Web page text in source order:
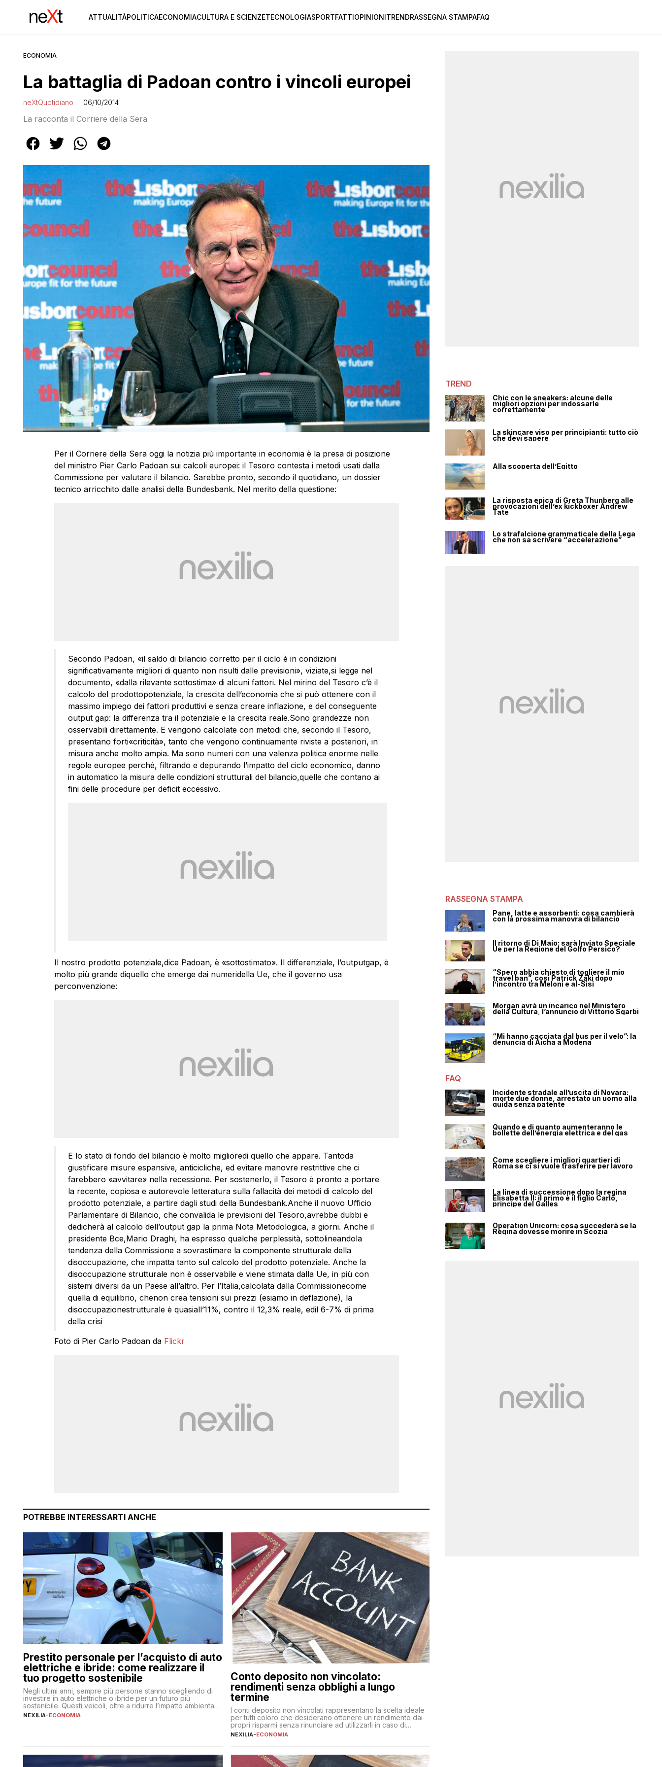
ATTUALITÀPOLITICAECONOMIACULTURA E SCIENZETECNOLOGIASPORTFATTIOPINIONITRENDRASSEGNA STAMPAFAQ
ECONOMIA
La battaglia di Padoan contro i vincoli europei
neXtQuotidiano 06/10/2014
La racconta il Corriere della Sera
Per il Corriere della Sera oggi la notizia più importante in economia è la presa di posizione
del ministro Pier Carlo Padoan sui calcoli europei: il Tesoro contesta i metodi usati dalla
Commissione per valutare il bilancio. Sarebbe pronto, secondo il quotidiano, un dossier
tecnico arricchito dalle analisi della Bundesbank. Nel merito della questione:
Secondo Padoan, «il saldo di bilancio corretto per il ciclo è in condizioni
significativamente migliori di quanto non risulti dalle previsioni», viziate,si legge nel
documento, «dalla rilevante sottostima» di alcuni fattori. Nel mirino del Tesoro c’è il
calcolo del prodottopotenziale, la crescita dell’economia che si può ottenere con il
massimo impiego dei fattori produttivi e senza creare inflazione, e del conseguente
output gap: la differenza tra il potenziale e la crescita reale.Sono grandezze non
osservabili direttamente. E vengono calcolate con metodi che, secondo il Tesoro,
presentano forti«criticità», tanto che vengono continuamente riviste a posteriori, in
misura anche molto ampia. Ma sono numeri con una valenza politica enorme nelle
regole europee perché, filtrando e depurando l’impatto del ciclo economico, danno
in automatico la misura delle condizioni strutturali del bilancio,quelle che contano ai
fini delle procedure per deficit eccessivo.
Il nostro prodotto potenziale,dice Padoan, è «sottostimato». Il differenziale, l’outputgap, è
molto più grande diquello che emerge dai numeridella Ue, che il governo usa
perconvenzione:
E lo stato di fondo del bilancio è molto miglioredi quello che appare. Tantoda
giustificare misure espansive, anticicliche, ed evitare manovre restrittive che ci
farebbero «avvitare» nella recessione. Per sostenerlo, il Tesoro è pronto a portare
la recente, copiosa e autorevole letteratura sulla fallacità dei metodi di calcolo del
prodotto potenziale, a partire dagli studi della Bundesbank.Anche il nuovo Ufficio
Parlamentare di Bilancio, che convalida le previsioni del Tesoro,avrebbe dubbi e
dedicherà al calcolo dell’output gap la prima Nota Metodologica, a giorni. Anche il
presidente Bce,Mario Draghi, ha espresso qualche perplessità, sottolineandola
tendenza della Commissione a sovrastimare la componente strutturale della
disoccupazione, che impatta tanto sul calcolo del prodotto potenziale. Anche la
disoccupazione strutturale non è osservabile e viene stimata dalla Ue, in più con
sistemi diversi da un Paese all’altro. Per l’Italia,calcolata dalla Commissionecome
quella di equilibrio, chenon crea tensioni sui prezzi (esiamo in deflazione), la
disoccupazionestrutturale è quasiall’11%, contro il 12,3% reale, edil 6-7% di prima
della crisi
Foto di Pier Carlo Padoan da Flickr
POTREBBE INTERESSARTI ANCHE
Prestito personale per l’acquisto di auto
elettriche e ibride: come realizzare il
tuo progetto sostenibile
Negli ultimi anni, sempre più persone stanno scegliendo di
investire in auto elettriche o ibride per un futuro più
sostenibile. Questi veicoli, oltre a ridurre l’impatto ambientale,
offrono vantaggi economici a lungo termine, come minori
NEXILIA-ECONOMIA
Conto deposito non vincolato:
rendimenti senza obblighi a lungo
termine
I conti deposito non vincolati rappresentano la scelta ideale
per tutti coloro che desiderano ottenere un rendimento dai
propri risparmi senza rinunciare ad utilizzarli in caso di
necessità. A differenza delle forme vincolate tradizionali,
flessibilità e rendimento. Come funzionano […]
NEXILIA-ECONOMIA
TREND
Chic con le sneakers: alcune delle
migliori opzioni per indossarle
correttamente
La skincare viso per principianti: tutto ciò
che devi sapere
Alla scoperta dell’Egitto
La risposta epica di Greta Thunberg alle
provocazioni dell’ex kickboxer Andrew
Tate
Lo strafalcione grammaticale della Lega
che non sa scrivere “accelerazione”
RASSEGNA STAMPA
Pane, latte e assorbenti: cosa cambierà
con la prossima manovra di bilancio
Il ritorno di Di Maio: sarà Inviato Speciale
Ue per la Regione del Golfo Persico?
“Spero abbia chiesto di togliere il mio
travel ban”, così Patrick Zaki dopo
l’incontro tra Meloni e al-Sisi
Morgan avrà un incarico nel Ministero
della Cultura, l’annuncio di Vittorio Sgarbi
“Mi hanno cacciata dal bus per il velo”: la
denuncia di Aicha a Modena
FAQ
Incidente stradale all’uscita di Novara:
morte due donne, arrestato un uomo alla
guida senza patente
Quando e di quanto aumenteranno le
bollette dell’energia elettrica e del gas
Come scegliere i migliori quartieri di
Roma se ci si vuole trasferire per lavoro
La linea di successione dopo la regina
Elisabetta II: il primo è il figlio Carlo,
principe del Galles
Operation Unicorn: cosa succederà se la
Regina dovesse morire in Scozia